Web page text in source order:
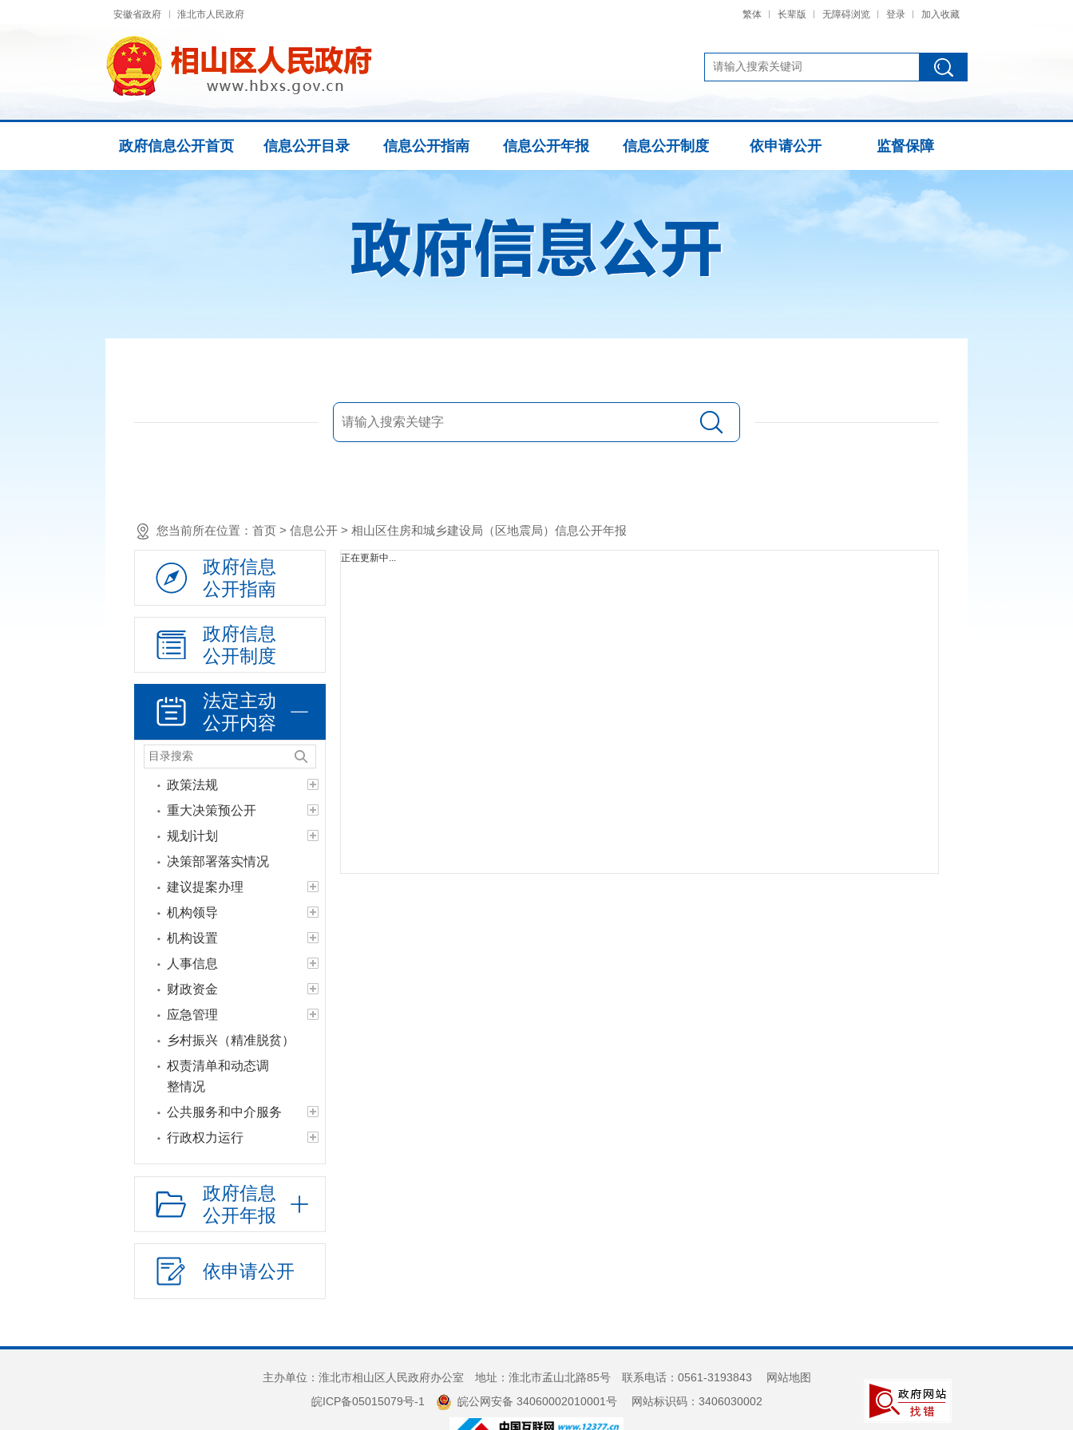
安徽省政府 淮北市人民政府 繁体 长辈版 无障碍浏览 登录 加入收藏
政府信息公开首页 信息公开目录 信息公开指南 信息公开年报 信息公开制度 依申请公开 监督保障
您当前所在位置： 首页 > 信息公开 > 相山区住房和城乡建设局（区地震局）信息公开年报
政府信息
公开指南
政府信息
公开制度
法定主动
公开内容
政策法规
重大决策预公开
规划计划
决策部署落实情况
建议提案办理
机构领导
机构设置
人事信息
财政资金
应急管理
乡村振兴（精准脱贫）
权责清单和动态调
整情况
公共服务和中介服务
行政权力运行
“双随机一公开”
网上政务服务
招标采购
上级政策解读
政府信息
公开年报
依申请公开
正在更新中...
主办单位：淮北市相山区人民政府办公室 地址：淮北市孟山北路85号 联系电话：0561-3193843
网站地图
皖ICP备05015079号-1
皖公网安备 34060002010001号网站标识码：3406030002